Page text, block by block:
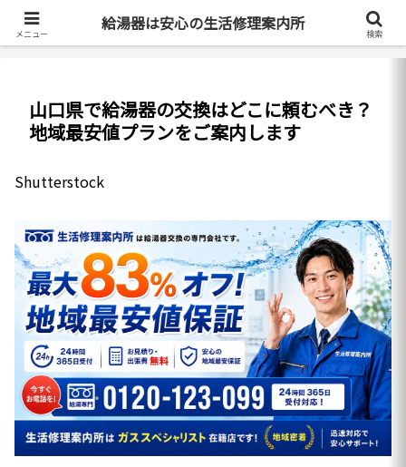
最短即日・全国対応・最大83%OFF
山口県で給湯器の交換はどこに頼むべき？
地域最安値プランをご案内します
Shutterstock
メニュー
給湯器は安心の生活修理案内所
検索